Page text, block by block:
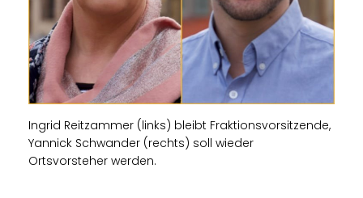
Ingrid Reitzammer (links) bleibt Fraktionsvorsitzende,
Yannick Schwander (rechts) soll wieder
Ortsvorsteher werden.